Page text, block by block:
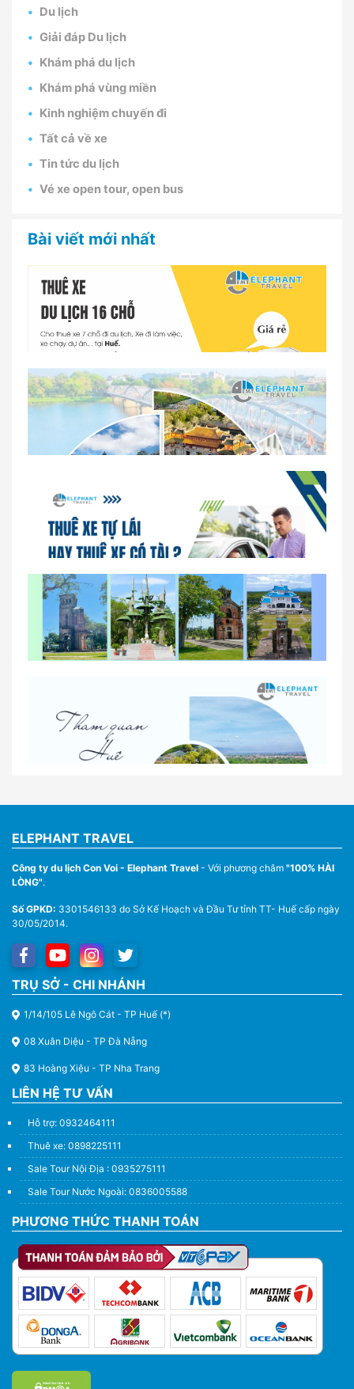
Du lịch
Giải đáp Du lịch
Khám phá du lịch
Khám phá vùng miền
Kinh nghiệm chuyến đi
Tất cả về xe
Tin tức du lịch
Vé xe open tour, open bus
Bài viết mới nhất
Dịch vụ thuê xe 16 chỗ tại Huế 2026
So sánh thuê xe tự lái và thuê xe có tài xế tại Huế
Nhà Xe Con Voi – Dịch Vụ Cho Thuê Xe Từ Huế,
Sân Bay Phú Bài Đi Thánh Địa La Vang
Thuê Xe Du Lịch Tại Huế – Từ 4 Chỗ Đến 45 Chỗ
ELEPHANT TRAVEL
Công ty du lịch Con Voi - Elephant Travel - Với phương châm "100% HÀI
LÒNG".
Số GPKD: 3301546133 do Sở Kế Hoạch và Đầu Tư tỉnh TT- Huế cấp ngày
30/05/2014.
TRỤ SỞ - CHI NHÁNH
1/14/105 Lê Ngô Cát - TP Huế (*)
08 Xuân Diệu - TP Đà Nẵng
83 Hoàng Xiệu - TP Nha Trang
LIÊN HỆ TƯ VẤN
Hỗ trợ: 0932464111
Thuê xe: 0898225111
Sale Tour Nội Địa : 0935275111
Sale Tour Nước Ngoài: 0836005588
PHƯƠNG THỨC THANH TOÁN